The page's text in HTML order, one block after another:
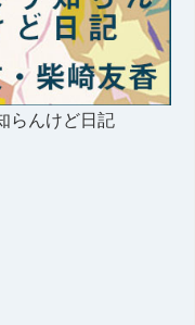
らんけど日記